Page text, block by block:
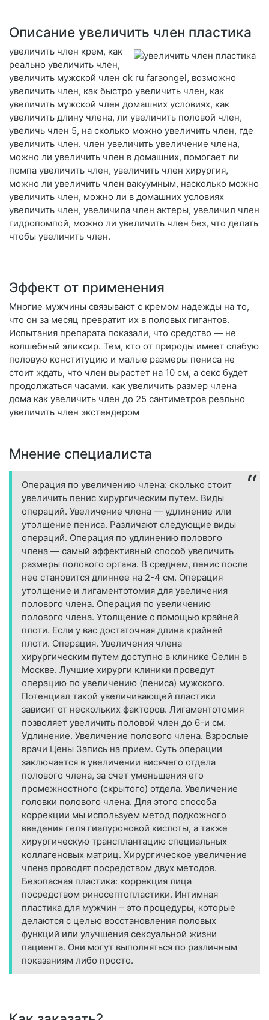
Описание увеличить член пластика
увеличить член крем, как
реально увеличить член,
увеличить мужской член ok ru faraongel, возможно
увеличить член, как быстро увеличить член, как
увеличить мужской член домашних условиях, как
увеличить длину члена, ли увеличить половой член,
увеличь член 5, на сколько можно увеличить член, где
увеличить член. член увеличить увеличение члена,
можно ли увеличить член в домашних, помогает ли
помпа увеличить член, увеличить член хирургия,
можно ли увеличить член вакуумным, насколько можно
увеличить член, можно ли в домашних условиях
увеличить член, увеличила член актеры, увеличил член
гидропомпой, можно ли увеличить член без, что делать
чтобы увеличить член.
Эффект от применения
Многие мужчины связывают с кремом надежды на то,
что он за месяц превратит их в половых гигантов.
Испытания препарата показали, что средство — не
волшебный эликсир. Тем, кто от природы имеет слабую
половую конституцию и малые размеры пениса не
стоит ждать, что член вырастет на 10 см, а секс будет
продолжаться часами. как увеличить размер члена
дома как увеличить член до 25 сантиметров реально
увеличить член экстендером
Мнение специалиста
Операция по увеличению члена: сколько стоит
увеличить пенис хирургическим путем. Виды
операций. Увеличение члена — удлинение или
утолщение пениса. Различают следующие виды
операций. Операция по удлинению полового
члена — самый эффективный способ увеличить
размеры полового органа. В среднем, пенис после
нее становится длиннее на 2-4 см. Операция
утолщение и лигаментотомия для увеличения
полового члена. Операция по увеличению
полового члена. Утолщение с помощью крайней
плоти. Если у вас достаточная длина крайней
плоти. Операция. Увеличения члена
хирургическим путем доступно в клинике Селин в
Москве. Лучшие хирурги клиники проведут
операцию по увеличению (пениса) мужского.
Потенциал такой увеличивающей пластики
зависит от нескольких факторов. Лигаментотомия
позволяет увеличить половой член до 6-и см.
Удлинение. Увеличение полового члена. Взрослые
врачи Цены Запись на прием. Суть операции
заключается в увеличении висячего отдела
полового члена, за счет уменьшения его
промежностного (скрытого) отдела. Увеличение
головки полового члена. Для этого способа
коррекции мы используем метод подкожного
введения геля гиалуроновой кислоты, а также
хирургическую трансплантацию специальных
коллагеновых матриц. Хирургическое увеличение
члена проводят посредством двух методов.
Безопасная пластика: коррекция лица
посредством риносептопластики. Интимная
пластика для мужчин – это процедуры, которые
делаются с целью восстановления половых
функций или улучшения сексуальной жизни
пациента. Они могут выполняться по различным
показаниям либо просто.